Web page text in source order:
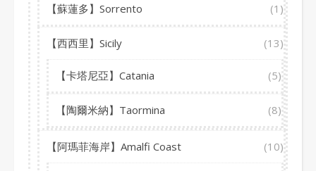
【蘇蓮多】Sorrento (1)
【西西里】Sicily (13)
【卡塔尼亞】Catania (5)
【陶爾米納】Taormina (8)
【阿瑪菲海岸】Amalfi Coast (10)